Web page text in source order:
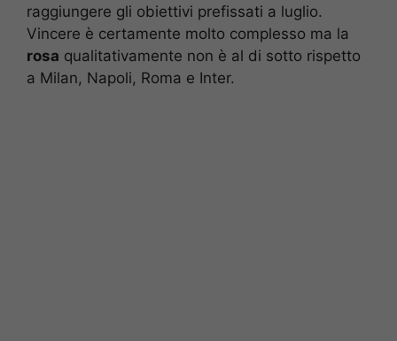
raggiungere gli obiettivi prefissati a luglio.
Vincere è certamente molto complesso ma la
rosa qualitativamente non è al di sotto rispetto
a Milan, Napoli, Roma e Inter.